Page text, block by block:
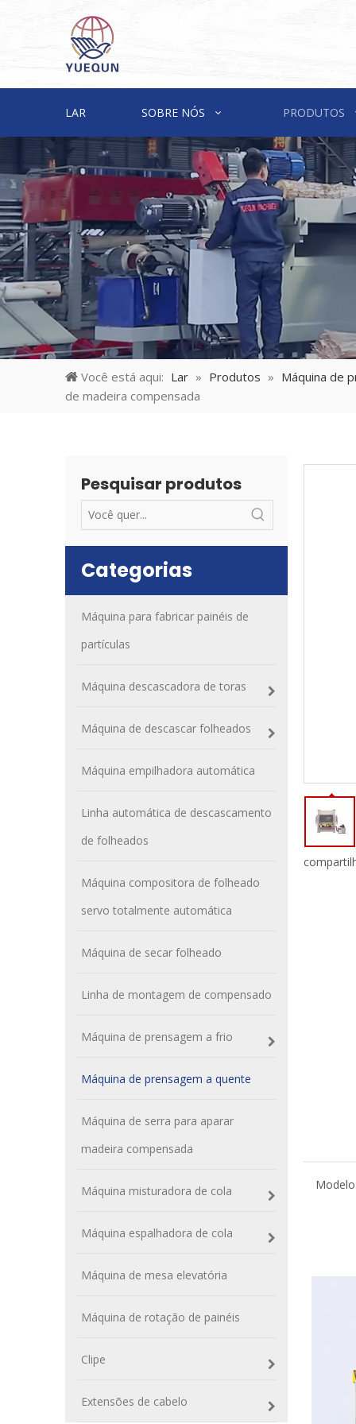
LAR SOBRE NÓS PRODUTOS
Você está aqui: Lar » Produtos » Máquina de
de madeira compensada
Pesquisar produtos
Categorias
Máquina para fabricar painéis de
partículas
Máquina descascadora de toras
Máquina de descascar folheados
Máquina empilhadora automática
Linha automática de descascamento
de folheados
Máquina compositora de folheado
servo totalmente automática
Máquina de secar folheado
Linha de montagem de compensado
Máquina de prensagem a frio
Máquina de prensagem a quente
Máquina de serra para aparar
madeira compensada
Máquina misturadora de cola
Máquina espalhadora de cola
Máquina de mesa elevatória
Máquina de rotação de painéis
Clipe
Extensões de cabelo
Modelo: